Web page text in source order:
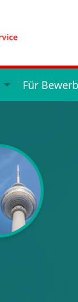
Für